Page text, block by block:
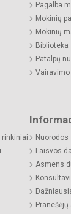
Pagalba
Mokinių
Mokinių
Biblioteka
Patalpų
rinkiniai
Nuorodos
Laisvos
Asmens